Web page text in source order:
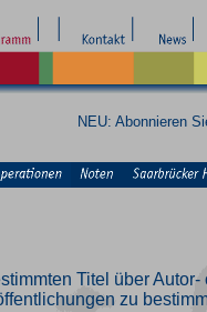
NEU: Abonnieren
Titel über
zu